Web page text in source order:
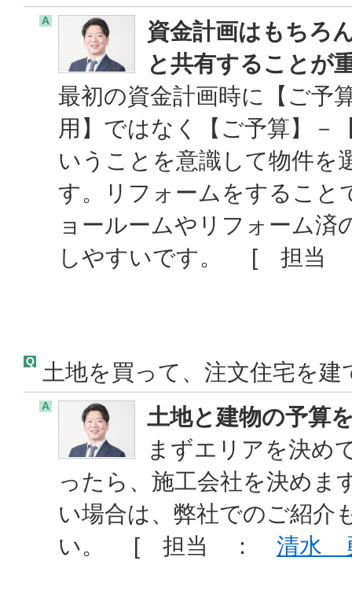
A
資金計画はもちろ
と共有することが
最初の資金計画時に【ご予
用】ではなく【ご予算】－
いうことを意識して物件を
す。リフォームをすること
ョールームやリフォーム
しやすいです。 [ 担
Q 土地を買って、注文住宅を
A
土地と建物の予算
まずエリアを決め
ったら、施工会社を決めま
い場合は、弊社でのご紹介
い。 [ 担当 ： 清水